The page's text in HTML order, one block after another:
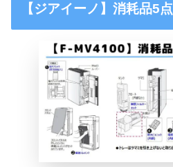
【ジアイーノ】消耗品5点